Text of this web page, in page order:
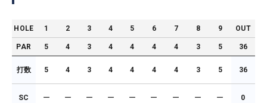
HOLE 1 2 3 4 5 6 7 8 9 OUT
PAR 5 4 3 4 4 4 4 3 5 36
打数 5 4 3 4 4 4 4 3 5 36
SC ー ー ー ー ー ー ー ー ー 0